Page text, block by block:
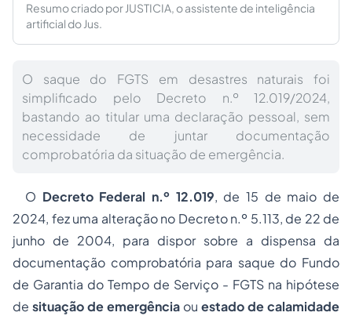
Resumo criado por JUSTICIA, o assistente de inteligência
artificial do Jus.
O saque do FGTS em desastres naturais foi
simplificado pelo Decreto n.º 12.019/2024,
bastando ao titular uma declaração pessoal, sem
necessidade de juntar documentação
comprobatória da situação de emergência.
O Decreto Federal n.º 12.019, de 15 de maio de
2024, fez uma alteração no Decreto n.º 5.113, de 22 de
junho de 2004, para dispor sobre a dispensa da
documentação comprobatória para saque do Fundo
de Garantia do Tempo de Serviço - FGTS na hipótese
de situação de emergência ou estado de calamidade